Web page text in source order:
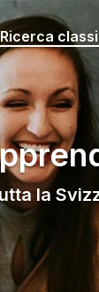
Ricerca
la